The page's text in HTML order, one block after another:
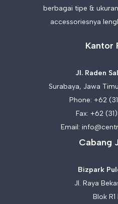
berbagai tipe &
accessoriesnya
Kantor
Jl. Raden
Surabaya, Jawa
Phone: +62
Fax: +62
Email:
Cabang
Bizpark
Jl. Raya
Blok R1